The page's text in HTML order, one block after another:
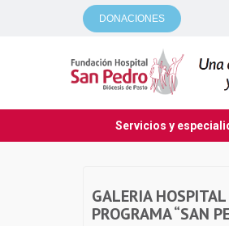
DONACIONES
Servicios y
GALERIA
PROGRAMA “SAN